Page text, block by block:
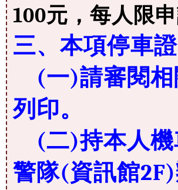
100元，每人限
三、本項停車
(一)請審閱相
列印。
(二)持本人機
警隊(資訊館2F)